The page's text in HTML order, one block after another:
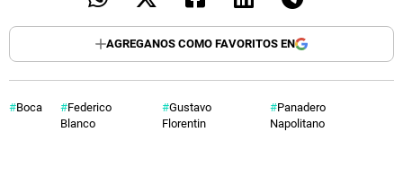
AGREGANOS COMO FAVORITOS EN
Boca
Federico
Blanco
Gustavo
Florentin
Panadero
Napolitano